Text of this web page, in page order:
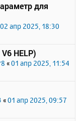
для
02 апр 2025, 18:30
HELP)
«01 апр 2025, 11:54
«01 апр 2025, 09:57